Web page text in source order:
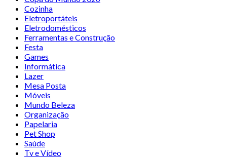
Cozinha
Eletroportáteis
Eletrodomésticos
Ferramentas e Construção
Festa
Games
Informática
Lazer
Mesa Posta
Móveis
Mundo Beleza
Organização
Papelaria
Pet Shop
Saúde
Tv e Vídeo